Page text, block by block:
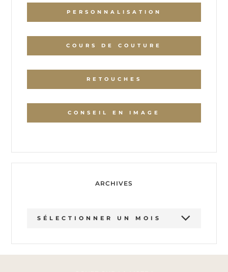
PERSONNALISATION
COURS DE COUTURE
RETOUCHES
CONSEIL EN IMAGE
ARCHIVES
ARCHIVES